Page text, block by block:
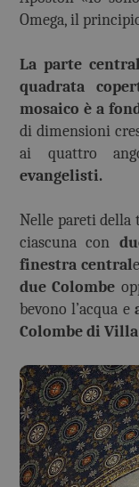
Omega, il
La parte
quadrata
mosaico è a
di dimensioni
ai quattro
evangelisti.
Nelle pareti
ciascuna con
finestra central
due Colombe
bevono l’acqua e
Colombe di